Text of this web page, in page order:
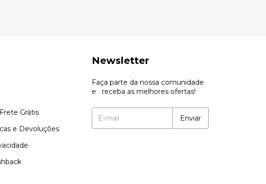
Grátis
e Devoluções
Newsletter
Faça parte da nossa comunidade
e receba as melhores ofertas!